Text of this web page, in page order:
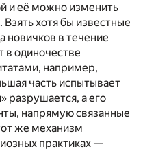
и её можно изменить
хотя бы известные
новичков в течение
в одиночестве
например,
часть испытывает
разрушается, а его
напрямую связанные
же механизм
практиках —